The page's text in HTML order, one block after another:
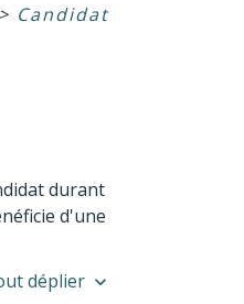
> Candidat
durant
d'une
déplier keyboard_arrow_down